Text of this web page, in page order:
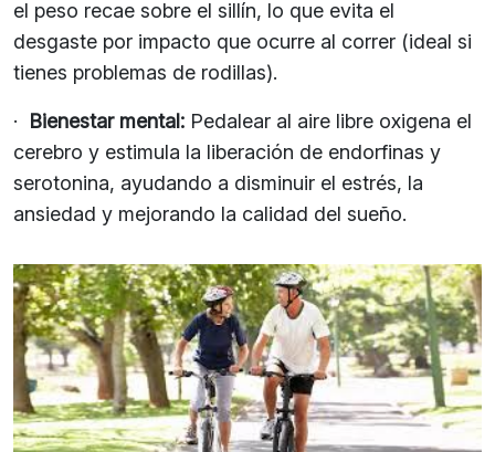
el peso recae sobre el sillín, lo que evita el
desgaste por impacto que ocurre al correr (ideal si
tienes problemas de rodillas).
· Bienestar mental: Pedalear al aire libre oxigena el
cerebro y estimula la liberación de endorfinas y
serotonina, ayudando a disminuir el estrés, la
ansiedad y mejorando la calidad del sueño.